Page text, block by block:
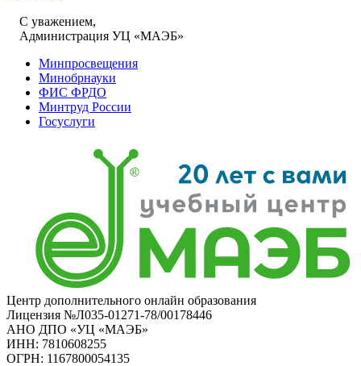
С уважением,
Администрация УЦ «МАЭБ»
Минпросвещения
Минобрнауки
ФИС ФРДО
Минтруд России
Госуслуги
Центр дополнительного онлайн образования
Лицензия №Л035-01271-78/00178446
АНО ДПО «УЦ «МАЭБ»
ИНН: 7810608255
ОГРН: 1167800054135